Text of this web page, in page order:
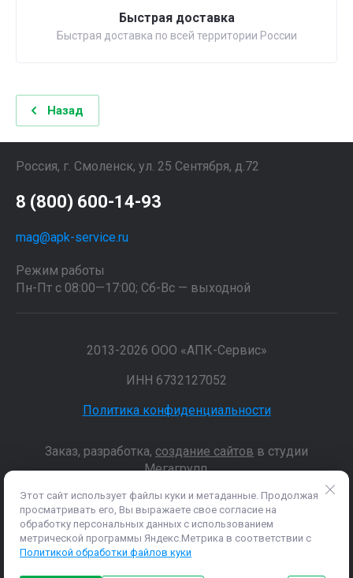
Быстрая доставка
Быстрая доставка по всей территории России
Назад
Россия, г. Смоленск, ул. 25 Сентября, д.72
8 (800) 600-14-93
mag@apk-service.ru
Режим работы
Пн-Пт с 08:00—17:00; Сб-Вс — выходной
2013-2026 ООО «АПК-Сервис»
ИНН 6732127052
Политика конфиденциальности
Заказ, разработка, создание сайтов в студии
Мегагрупп.
Данные о товарах и услугах, включая цены и технические
характеристики, представленные на сайте, не являются
публичной офертой, определяемой положениями Статьи 437 (2)
ГК РФ, а носят исключительно информационный характер. Для
получения точной информации о наличии и стоимости товара,
Этот сайт использует файлы куки и метаданные. Продолжая
просматривать его, Вы выражаете свое согласие на
обработку персональных данных с использованием
метрической программы Яндекс.Метрика в соответствии с
Политикой обработки файлов куки